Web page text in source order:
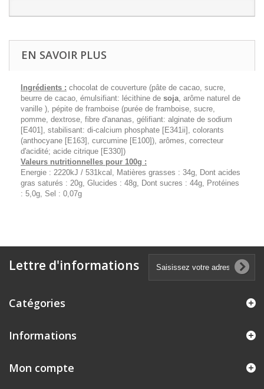
EN SAVOIR PLUS
Ingrédients : chocolat de couverture (pâte de cacao, sucre,
beurre de cacao, émulsifiant: lécithine de soja , arôme naturel de
vanille ), pépite de framboise (purée de framboise, sucre,
pomme, dextrose, fibre d'ananas, gélifiant: alginate de sodium
[E401], stabilisant: di-calcium phosphate [E341ii], colorants
(anthocyane [E163], curcumine [E100]), arômes, correcteur
d'acidité; acide citrique [E330])
Valeurs nutritionnelles pour 100g :
Energie : 2220kJ / 531kcal, Matières grasses : 34g, Dont acides
gras saturés : 20g, Glucides : 48g, Dont sucres : 44g, Protéines
: 5,0g, Sel : 0,07g
Lettre d'informations
Catégories
Informations
Mon compte